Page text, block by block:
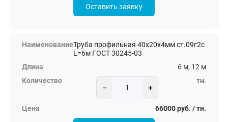
Оставить заявку
Труба профильная 40х20х4мм ст.09г2с
L=6м ГОСТ 30245-03
6 м, 12 м
− +
тн.
66000 руб. / тн.